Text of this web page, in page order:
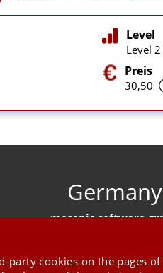
Level
Level
Preis
30,50
Germany
mesonic software
party cookies on the pages